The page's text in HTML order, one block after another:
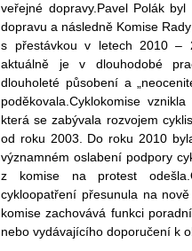
veřejné dopravy.Pavel Polák
dopravu a následně Komise
s přestávkou v letech 2010 –
aktuálně je v dlouhodobé
dlouholeté působení a
poděkovala.Cyklokomise
která se zabývala rozvojem
od roku 2003. Do roku 2010
významném oslabení podpory
z komise na protest
cykloopatření přesunula na
komise zachovává funkci
nebo vydávajícího doporučení k